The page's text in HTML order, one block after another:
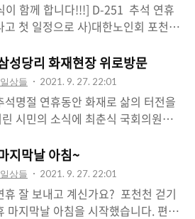
이 함께 합니다!!!] D-251 ​ 추석 연휴
고 첫 일정으로 사)대한노인회 포천시
포천시 관내 14개 분회 산하 304개
당과 9곳의 노인대학을 안정적 운영
어르신들의 권익보호를 위해 항상 불
애쓰시는 김수동 지회장님과 임원분
수 사무국장님을 비롯한 직원분들의
깊이 감사드리며 새로이 이전한 포천
관이 어르신들의 복지향상과 올바른
발현의 산실이 되기를 기원드립니
침 영북면 분회 김태호 분회장님도 계
께 환담을 나누었네요~)
성당리 화재현장 위로방문
상들 2021. 9. 27. 22:01
석명절 연휴동안 화재로 삶의 터전을
시민의 소식에 최춘식 국회의원님
습니다. ​ 즐겁고 행복하게 지내야할
휴에 닥친 청천벽력 같은 사고에 몸과
모두 힘드시겠지만 인명피해가 참 다
생각합니다. ​ 화재 후 잔해물 철거가
지막날 아침~
상들 2021. 9. 27. 22:01
휴 잘 보내고 계신가요? ​ 포천천 걷기
마지막날 아침을 시작했습니다. 편안